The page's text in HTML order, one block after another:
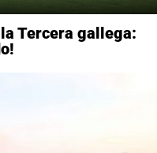
Tercera gallega: